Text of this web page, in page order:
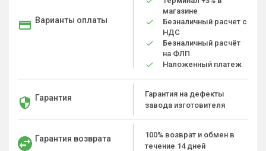
Варианты оплаты
магазине
Безналичный расчет с
НДС
Безналичный расчёт
на ФЛП
Наложенный платеж
Гарантия
Гарантия на дефекты
завода изготовителя
Гарантия возврата
100% возврат и обмен в
течение 14 дней